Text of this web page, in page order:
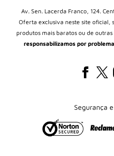
Álbuns
Packs
Av. Sen. Lacerda Franco, 124.
Oferta exclusiva neste site oficial,
produtos mais baratos ou de
responsabilizamos por
Segurança